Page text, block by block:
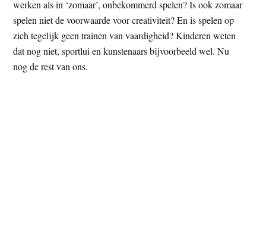
werken als in ‘zomaar’, onbekommerd spelen? Is ook zomaar
spelen niet de voorwaarde voor creativiteit? En is spelen op
zich tegelijk geen trainen van vaardigheid? Kinderen weten
dat nog niet, sportlui en kunstenaars bijvoorbeeld wel. Nu
nog de rest van ons.